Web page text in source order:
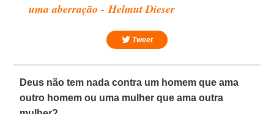
uma aberração - Helmut Dieser
Tweet
Deus não tem nada contra um homem que ama
outro homem ou uma mulher que ama outra